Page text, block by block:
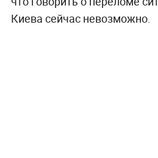
Киева сейчас невозможно.